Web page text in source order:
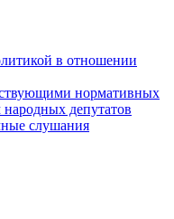
в отношении
нормативных
депутатов
слушания